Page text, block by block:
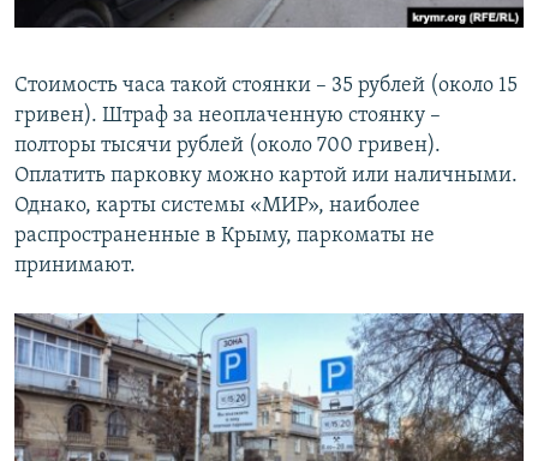
Стоимость часа такой стоянки – 35 рублей (около 15
гривен). Штраф за неоплаченную стоянку –
полторы тысячи рублей (около 700 гривен).
Оплатить парковку можно картой или наличными.
Однако, карты системы «МИР», наиболее
распространенные в Крыму, паркоматы не
принимают.